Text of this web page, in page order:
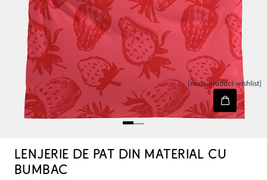
[node-product-wishlist]
LENJERIE DE PAT DIN MATERIAL CU
BUMBAC